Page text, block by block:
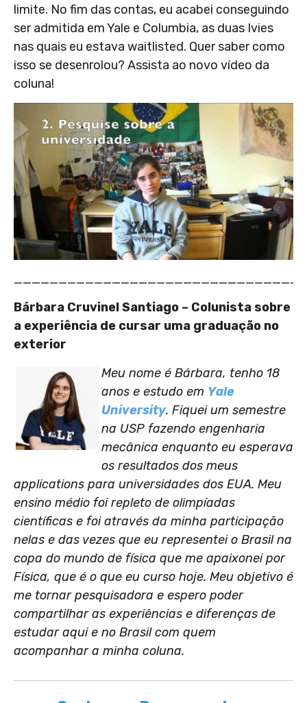
limite. No fim das contas, eu acabei conseguindo
ser admitida em Yale e Columbia, as duas Ivies
nas quais eu estava waitlisted. Quer saber como
isso se desenrolou? Assista ao novo vídeo da
coluna!
Bárbara Cruvinel Santiago – Colunista sobre
a experiência de cursar uma graduação no
exterior
Meu nome é Bárbara, tenho 18
anos e estudo em Yale
University. Fiquei um semestre
na USP fazendo engenharia
mecânica enquanto eu esperava
os resultados dos meus
applications para universidades dos EUA. Meu
ensino médio foi repleto de olimpíadas
científicas e foi através da minha participação
nelas e das vezes que eu representei o Brasil na
copa do mundo de física que me apaixonei por
Física, que é o que eu curso hoje. Meu objetivo é
me tornar pesquisadora e espero poder
compartilhar as experiências e diferenças de
estudar aqui e no Brasil com quem
acompanhar a minha coluna.